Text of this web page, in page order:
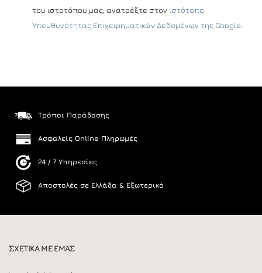
του ιστοτόπου μας, ανατρέξτε στον ιστότοπο
Υπευθυνότητας Επιχειρηματικών Δεδομένων της Google
Τρόποι Παράδοσης
Ασφαλείς Online Πληρωμές
24 / 7 Υπηρεσίες
Αποστολές σε Ελλάδα & Εξωτερικό
ΣΧΕΤΙΚΑ ΜΕ ΕΜΑΣ